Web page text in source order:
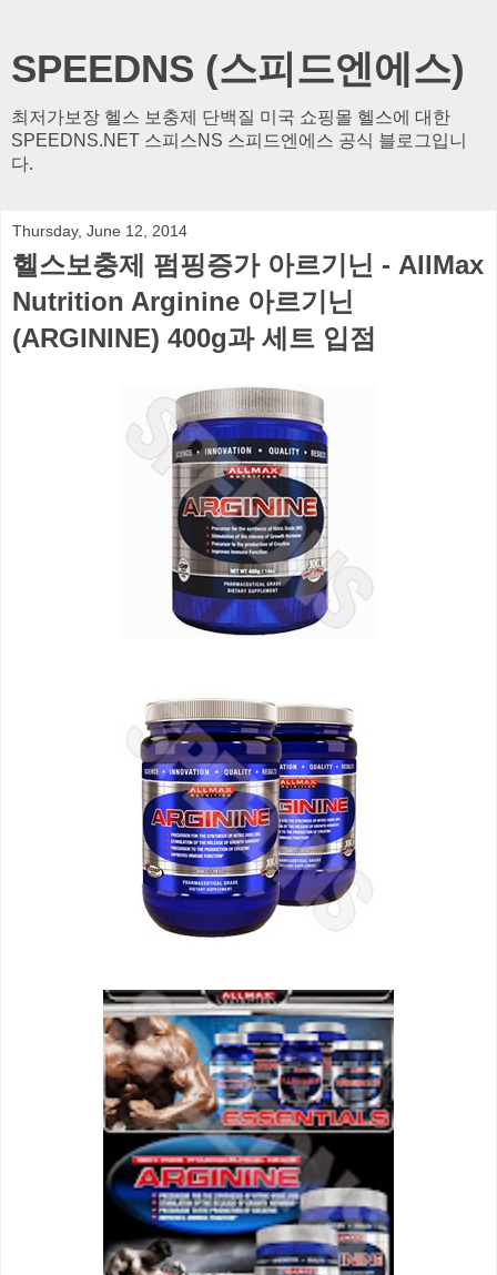
SPEEDNS (스피드엔에스)
최저가보장 헬스 보충제 단백질 미국 쇼핑몰 헬스에 대한
SPEEDNS.NET 스피스NS 스피드엔에스 공식 블로그입니
다.
Thursday, June 12, 2014
헬스보충제 펌핑증가 아르기닌 - AllMax
Nutrition Arginine 아르기닌
(ARGININE) 400g과 세트 입점